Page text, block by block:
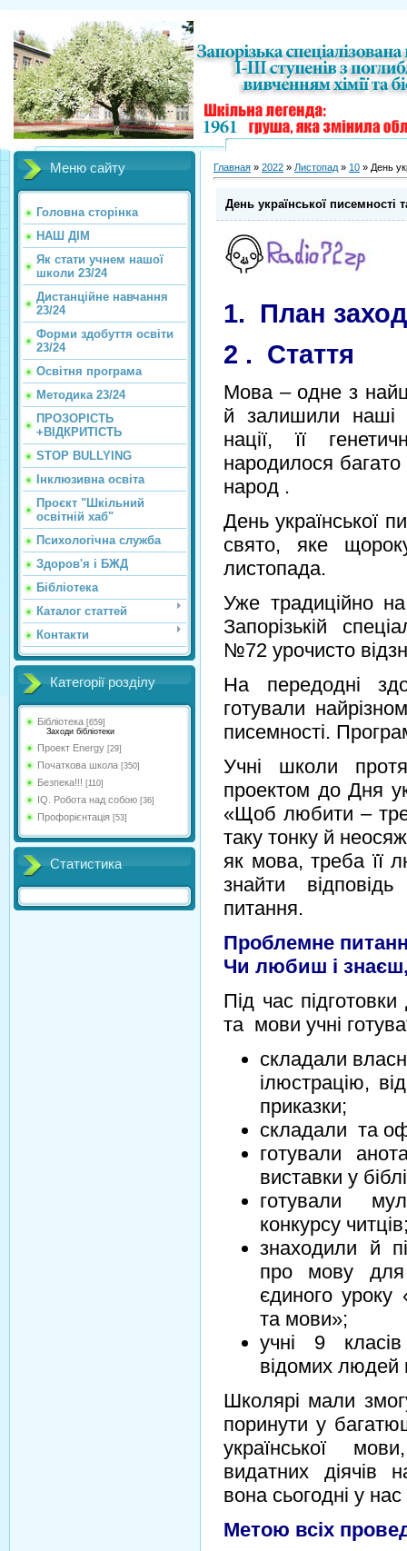
Меню сайту
Головна сторінка
НАШ ДІМ
Як стати учнем нашої
школи 23/24
Дистанційне навчання
23/24
Форми здобуття освіти
23/24
Освітня програма
Методика 23/24
ПРОЗОРІСТЬ
+ВІДКРИТІСТЬ
STOP BULLYING
Інклюзивна освіта
Проєкт "Шкільний
освітній хаб"
Психологічна служба
Здоров'я і БЖД
Бібліотека
Каталог статтей
Контакти
Категорії розділу
Бібліотека [659]
Заходи бібліотеки
Проект Energy [29]
Початкова школа [350]
Безпека!!! [110]
IQ. Робота над собою [36]
Профорієнтація [53]
Статистика
Главная » 2022 » Листопад » 10 » День
День української писемності
1. План
2 . Стаття
Мова – одне з
й залишили наші
нації, її
народилося
народ .
День української
свято, яке
листопада.
Уже традиційно
Запорізькій
№72 урочисто
На передодні
готували
писемності.
Учні школи
проектом до Дня
«Щоб любити –
таку тонку й
як мова, треба її
знайти
питання.
Проблемне
Чи любиш і
Під час
та мови учні
складали
ілюстрацію,
приказки;
складали та
готували
виставки у
готували
конкурсу
знаходили й
про мову для
єдиного уроку
та мови»;
учні 9
відомих людей
Школярі мали
поринути у
української
видатних діячів
вона сьогодні у нас
Метою всіх